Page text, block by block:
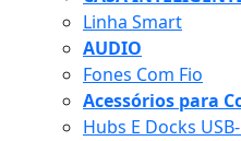
Linha Smart
AUDIO
Fones Com Fio
Acessórios para
Hubs E Docks